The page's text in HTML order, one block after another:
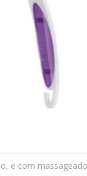
e com